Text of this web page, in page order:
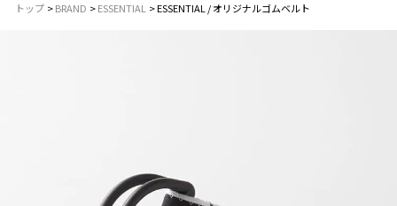
トップ BRAND ESSENTIAL ESSENTIAL / オリジナルゴムベルト